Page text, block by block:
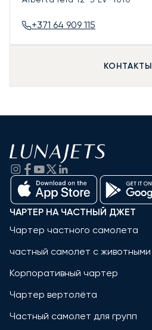
+371 64 909 115
КОНТАКТЫ
ЧАРТЕР НА ЧАСТНЫЙ ДЖЕТ
Чартер частного самолета
частный самолет с животными
Корпоративный чартер
Чартер вертолёта
Частный самолет для групп